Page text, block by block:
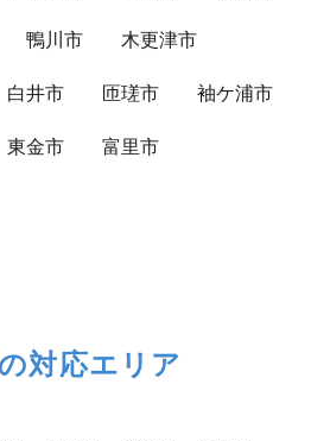
鴨川市 木更津市
白井市 匝瑳市 袖ケ浦市
東金市 富里市
対応エリア